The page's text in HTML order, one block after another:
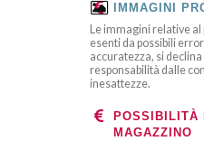
IMMAGINI
Le immagini relative
esenti da possibili
accuratezza, si
responsabilità dalle
inesattezze.
POSSIBILITÀ
MAGAZZINO